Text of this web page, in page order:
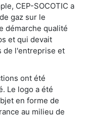
CEP-SOCOTIC a
gaz sur le
démarche qualité
et qui devait
de l'entreprise et
ont été
Le logo a été
en forme de
au milieu de